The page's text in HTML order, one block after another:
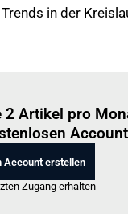
in der
2 Artikel pro
Account
Account erstellen
Zugang erhalten